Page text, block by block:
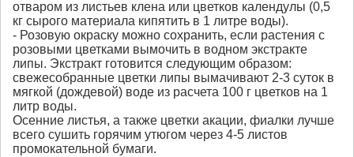
отваром из листьев клена или цветков календулы (0,5
кг сырого материала кипятить в 1 литре воды).
- Розовую окраску можно сохранить, если растения с
розовыми цветками вымочить в водном экстракте
липы. Экстракт готовится следующим образом:
свежесобранные цветки липы вымачивают 2-3 суток в
мягкой (дождевой) воде из расчета 100 г цветков на 1
литр воды.
Осенние листья, а также цветки акации, фиалки лучше
всего сушить горячим утюгом через 4-5 листов
промокательной бумаги.